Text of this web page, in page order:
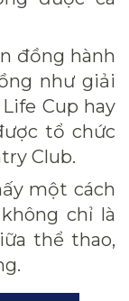
đồng hành
như giải
Cup hay
tổ chức
Club.
một cách
chỉ là
thể thao,